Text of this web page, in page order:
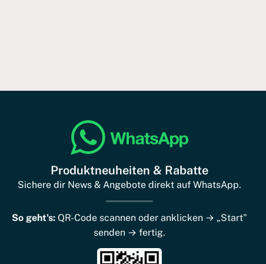
Produktneuheiten & Rabatte
Sichere dir News & Angebote direkt auf WhatsApp.
So geht's:QR-Code scannen oder anklicken → „Start"
senden → fertig.